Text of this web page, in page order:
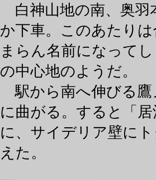
白神山地の南、奥羽
か下車。このあたり
まらん名前になって
の中心地のようだ。
駅から南へ伸びる鷹
に曲がる。すると「
に、サイデリア壁に
えた。